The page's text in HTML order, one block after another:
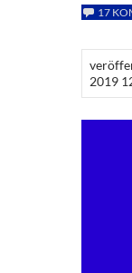
17
2019